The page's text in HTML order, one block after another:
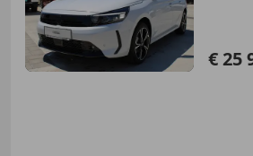
€ 25